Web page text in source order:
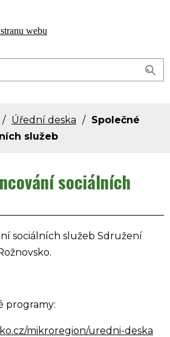
obce
Úřední deska
Společné
služeb
sociálních
sociálních služeb Sdružení
programy:
mikroregion/uredni-deska